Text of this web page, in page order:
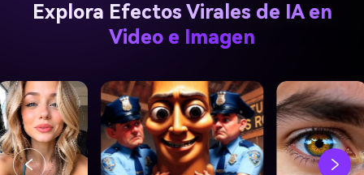
Explora Efectos Virales de IA en
Video e Imagen